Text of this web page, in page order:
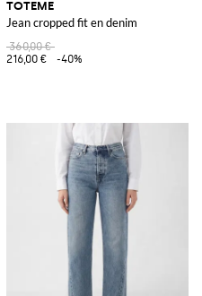
de sequins et col rond
TOTEME
Jean cropped fit en denim
360,00 €
216,00 €
-40%